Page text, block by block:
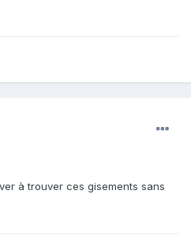
à trouver ces gisements sans